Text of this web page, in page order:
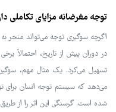
توجه مغرضانه مزایای تکاملی
اگرچه سوگیری توجه می‌تواند منجر
در دوران پیش از تاریخ، احتمالاً
تسهیل می‌کرد. یک مثال مهم،
می‌دهد که سیستم توجه انسان برای
شده است. گرسنگی این اثر را از